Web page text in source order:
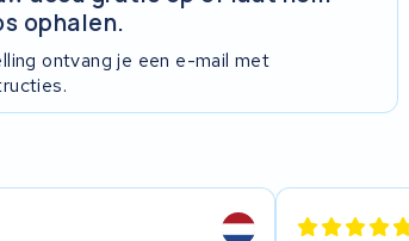
ophalen.
ontvang je een e-mail met